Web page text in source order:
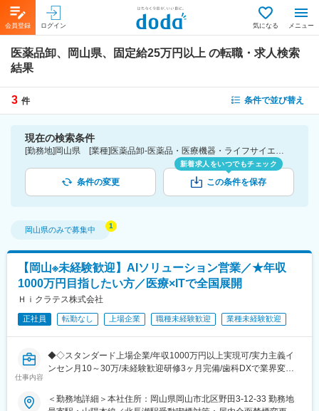
会員登録 ログイン 気になる メニュー
医薬品卸、岡山県、固定給25万円以上 の転職・求人検索
結果
3 件 条件で並び替え
現在の検索条件
[勤務地]岡山県 [業種]医薬品卸-医薬品・医療機器・ライフサイエンス・医療系サービス [詳細条件](待遇・福利厚生)固定給25万円以上
条件の変更
新着求人をいつでもチェック
この条件を保存
岡山県のみで募集中
【岡山※未経験歓迎】AIソリューション営業／★年収
1000万円目指したい方／医療×ITで全国展開
Ｈｉクラテス株式会社
正社員 転勤なし 上場企業 職種未経験歓迎 業種未経験歓迎
仕事内容
◆◇スタンダード上場企業/年収1000万円以上実現可/実力主義イ
ンセン月10～30万/未経験歓迎研修3ヶ月完備/歯科DXで業界変
■業務内容
＜勤務地詳細＞本社住所：岡山県岡山市北区野田3-12-33 勤務地